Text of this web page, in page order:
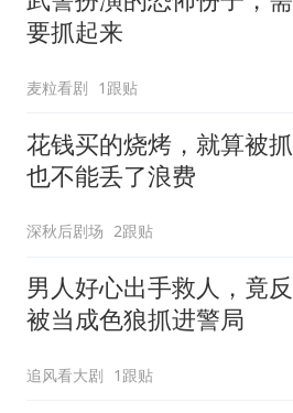
要抓起来
麦粒看剧 1跟贴
花钱买的烧烤，就算被抓
也不能丢了浪费
深秋后剧场 2跟贴
男人好心出手救人，竟反
被当成色狼抓进警局
追风看大剧 1跟贴